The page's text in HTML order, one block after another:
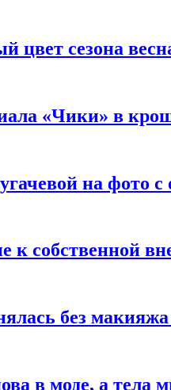
цвет сезона
«Чики» в
на фото с
к собственной
без
в моде, а